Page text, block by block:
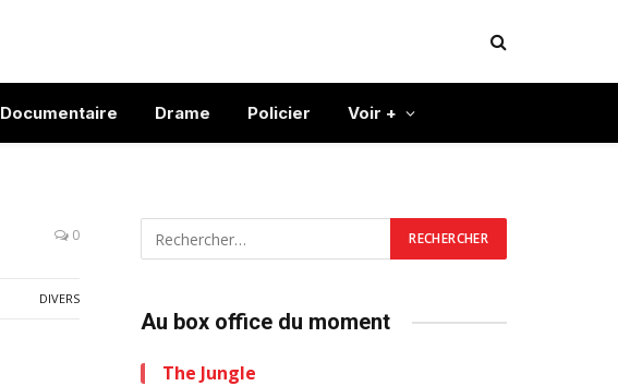
Documentaire Drame Policier Voir +
0
DIVERS
Au box office du moment
The Jungle